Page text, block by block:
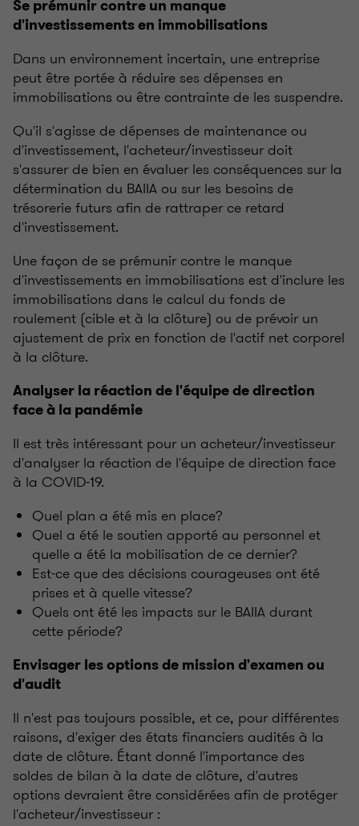
Se prémunir contre un manque
d'investissements en immobilisations
Dans un environnement incertain, une entreprise
peut être portée à réduire ses dépenses en
immobilisations ou être contrainte de les suspendre.
Qu'il s'agisse de dépenses de maintenance ou
d'investissement, l'acheteur/investisseur doit
s'assurer de bien en évaluer les conséquences sur la
détermination du BAIIA ou sur les besoins de
trésorerie futurs afin de rattraper ce retard
d'investissement.
Une façon de se prémunir contre le manque
d'investissements en immobilisations est d'inclure les
immobilisations dans le calcul du fonds de
roulement (cible et à la clôture) ou de prévoir un
ajustement de prix en fonction de l'actif net corporel
à la clôture.
Analyser la réaction de l'équipe de direction
face à la pandémie
Il est très intéressant pour un acheteur/investisseur
d'analyser la réaction de l'équipe de direction face
à la COVID-19.
Quel plan a été mis en place?
Quel a été le soutien apporté au personnel et
quelle a été la mobilisation de ce dernier?
Est-ce que des décisions courageuses ont été
prises et à quelle vitesse?
Quels ont été les impacts sur le BAIIA durant
cette période?
Envisager les options de mission d'examen ou
d'audit
Il n'est pas toujours possible, et ce, pour différentes
raisons, d'exiger des états financiers audités à la
date de clôture. Étant donné l'importance des
soldes de bilan à la date de clôture, d'autres
options devraient être considérées afin de protéger
l'acheteur/investisseur :